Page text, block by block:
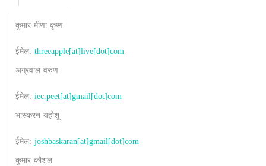
कुमार मीणा कृष्ण
ईमेल: threeapple[at]live[dot]com
अग्रवाल वरुण
ईमेल: iec.peet[at]gmail[dot]com
भास्करन यहोशू
ईमेल: joshbaskaran[at]gmail[dot]com
कुमार कौशल